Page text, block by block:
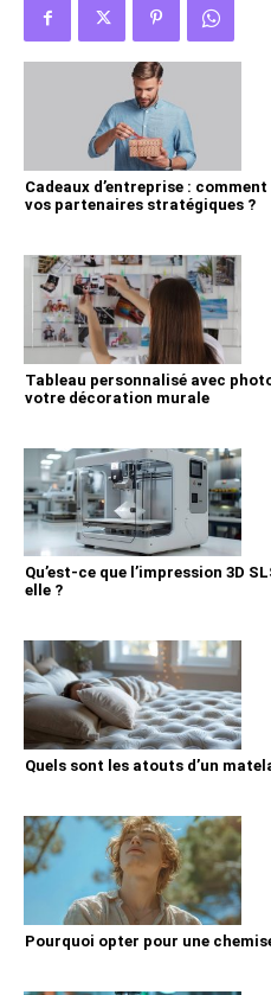
Cadeaux d’entreprise :
vos partenaires stratégiques ?
Tableau personnalisé avec
votre décoration murale
Qu’est-ce que l’impression 3D
elle ?
Quels sont les atouts d’un
Pourquoi opter pour une